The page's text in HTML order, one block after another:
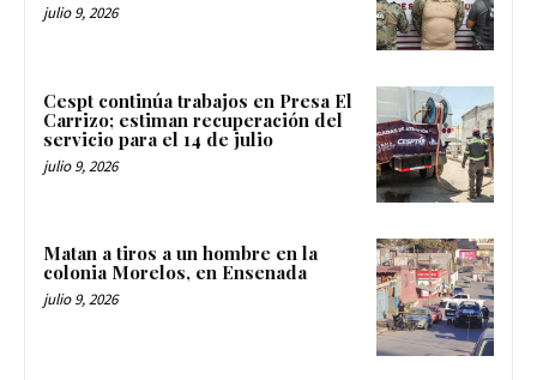
julio 9, 2026
Cespt continúa trabajos en Presa El
Carrizo; estiman recuperación del
servicio para el 14 de julio
julio 9, 2026
Matan a tiros a un hombre en la
colonia Morelos, en Ensenada
julio 9, 2026